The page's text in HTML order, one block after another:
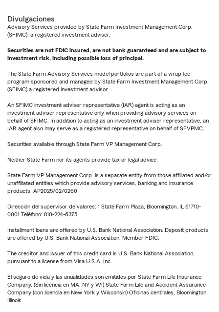
Divulgaciones
Advisory Services provided by State Farm Investment Management Corp.
(SFIMC), a registered investment adviser.
Securities are not FDIC insured, are not bank guaranteed and are subject to
investment risk, including possible loss of principal.
The State Farm Advisory Services model portfolios are part of a wrap fee
program sponsored and managed by State Farm Investment Management Corp.
(SFIMC) a registered investment advisor.
An SFIMC investment adviser representative (IAR) agent is acting as an
investment adviser representative only when providing advisory services on
behalf of SFIMC. In addition to acting as an investment adviser representative, an
IAR agent also may serve as a registered representative on behalf of SFVPMC.
Securities available through State Farm VP Management Corp.
Neither State Farm nor its agents provide tax or legal advice.
State Farm VP Management Corp. is a separate entity from those affiliated and/or
unaffiliated entities which provide advisory services, banking and insurance
products. AP2025/02/0260
Dirección del supervisor de valores: 1 State Farm Plaza, Bloomington, IL 61710-
0001 Teléfono: 810-224-6375
Installment loans are offered by U.S. Bank National Association. Deposit products
are offered by U.S. Bank National Association. Member FDIC.
The creditor and issuer of this credit card is U.S. Bank National Association,
pursuant to a license from Visa U.S.A. Inc.
El seguro de vida y las anualidades son emitidos por State Farm Life Insurance
Company. (Sin licencia en MA, NY y WI) State Farm Life and Accident Assurance
Company (con licencia en New York y Wisconsin) Oficinas centrales, Bloomington,
Illinois.